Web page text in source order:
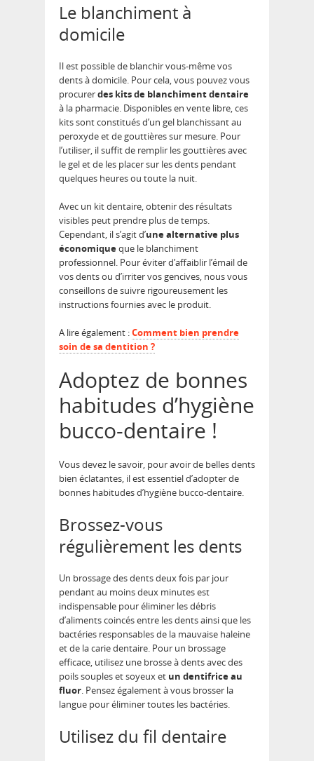
Le blanchiment à
domicile
Il est possible de blanchir vous-même vos
dents à domicile. Pour cela, vous pouvez vous
procurerdes kits de blanchiment dentaire
à la pharmacie. Disponibles en vente libre, ces
kits sont constitués d’un gel blanchissant au
peroxyde et de gouttières sur mesure. Pour
l’utiliser, il suffit de remplir les gouttières avec
le gel et de les placer sur les dents pendant
quelques heures ou toute la nuit.
Avec un kit dentaire, obtenir des résultats
visibles peut prendre plus de temps.
Cependant, il s’agit d’une alternative plus
économiqueque le blanchiment
professionnel. Pour éviter d’affaiblir l’émail de
vos dents ou d’irriter vos gencives, nous vous
conseillons de suivre rigoureusement les
instructions fournies avec le produit.
A lire également :Comment bien prendre
soin de sa dentition ?
Adoptez de bonnes
habitudes d’hygiène
bucco-dentaire !
Vous devez le savoir, pour avoir de belles dents
bien éclatantes, il est essentiel d’adopter de
bonnes habitudes d’hygiène bucco-dentaire.
Brossez-vous
régulièrement les dents
Un brossage des dents deux fois par jour
pendant au moins deux minutes est
indispensable pour éliminer les débris
d’aliments coincés entre les dents ainsi que les
bactéries responsables de la mauvaise haleine
et de la carie dentaire. Pour un brossage
efficace, utilisez une brosse à dents avec des
poils souples et soyeux et un dentifrice au
fluor. Pensez également à vous brosser la
langue pour éliminer toutes les bactéries.
Utilisez du fil dentaire